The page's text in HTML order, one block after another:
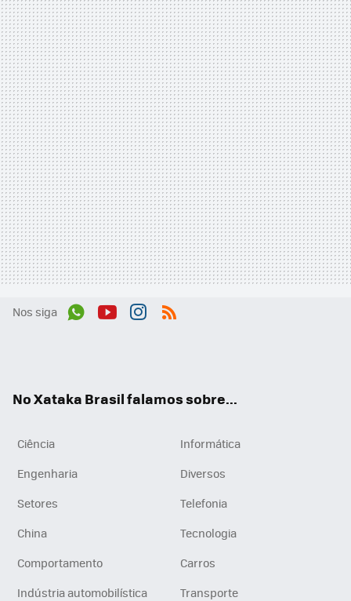
Nos siga
No Xataka Brasil falamos sobre...
Ciência
Informática
Engenharia
Diversos
Setores
Telefonia
China
Tecnologia
Comportamento
Carros
Indústria automobilística
Transporte